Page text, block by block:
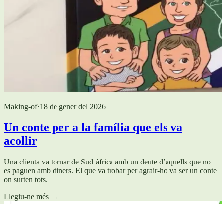
Making-of·18 de gener del 2026
Un conte per a la família que els va
acollir
Una clienta va tornar de Sud-àfrica amb un deute d’aquells que no
es paguen amb diners. El que va trobar per agrair-ho va ser un conte
on surten tots.
Llegiu-ne més →